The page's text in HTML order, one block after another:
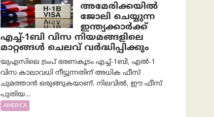
അമേരിക്കയില്‍
ജോലി ചെയ്യുന്ന
ഇന്ത്യക്കാർക്ക്
എച്ച്-1ബി വിസ നിയമങ്ങളിലെ
മാറ്റങ്ങൾ ചെലവ് വർദ്ധിപ്പിക്കും
യുഎസിലെ ട്രംപ് ഭരണകൂടം എച്ച്-1ബി, എൽ-1
വിസ കാലാവധി നീട്ടുന്നതിന് അധിക ഫീസ്
ചുമത്താൻ ഒരുങ്ങുകയാണ്. നിലവിൽ, ഈ ഫീസ്
പുതിയ...
AMERICA